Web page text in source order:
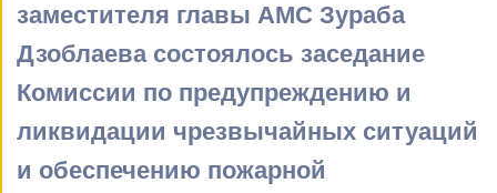
заместителя главы АМС Зураба
Дзоблаева состоялось заседание
Комиссии по предупреждению и
ликвидации чрезвычайных ситуаций
и обеспечению пожарной